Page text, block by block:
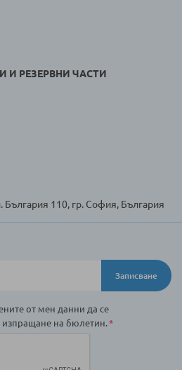
РЕЗЕРВНИ ЧАСТИ
България 110, гр. София, България
Записване
от мен данни да се
изпращане на бюлетин.